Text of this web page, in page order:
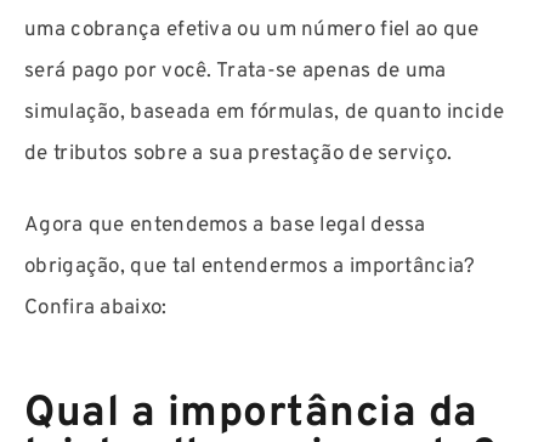
uma cobrança efetiva ou um número fiel ao que
será pago por você. Trata-se apenas de uma
simulação, baseada em fórmulas, de quanto incide
de tributos sobre a sua prestação de serviço.
Agora que entendemos a base legal dessa
obrigação, que tal entendermos a importância?
Confira abaixo:
Qual a importância da